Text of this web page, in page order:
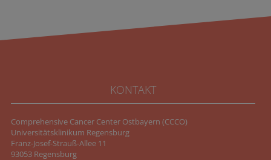
KONTAKT
Comprehensive Cancer Center Ostbayern (CCCO)
Universitätsklinikum Regensburg
Franz-Josef-Strauß-Allee 11
93053 Regensburg